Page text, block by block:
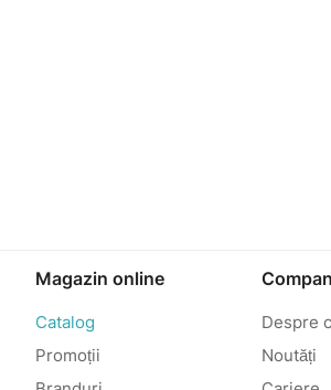
Magazin online
Catalog
Promoții
Despre
Noutăți